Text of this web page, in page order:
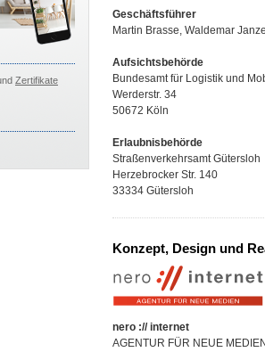
Zertifikate
Geschäftsführer
Martin Brasse, Waldemar
Aufsichtsbehörde
Bundesamt für Logistik und
Werderstr. 34
50672 Köln
Erlaubnisbehörde
Straßenverkehrsamt Gütersloh
Herzebrocker Str. 140
33334 Gütersloh
Konzept, Design und
nero :// internet
AGENTUR FÜR NEUE